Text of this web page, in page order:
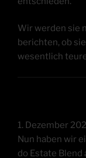
Wir wer­den sie
berich­ten, ob
wesent­lich
1. Dezem­ber
Nun haben wir
do Estate